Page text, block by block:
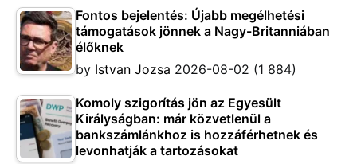
Fontos bejelentés: Újabb megélhetési
támogatások jönnek a Nagy-Britanniában
élőknek
by Istvan Jozsa 2026-08-02 (1 884)
Komoly szigorítás jön az Egyesült
Királyságban: már közvetlenül a
bankszámlánkhoz is hozzáférhetnek és
levonhatják a tartozásokat